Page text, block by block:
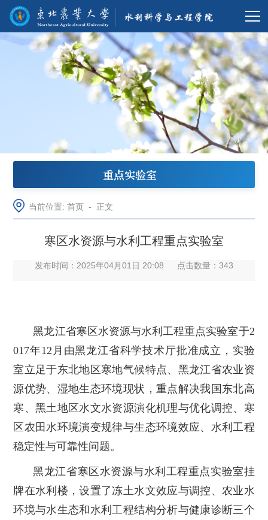
重点实验室
当前位置:首页 - 正文
寒区水资源与水利工程重点实验室
发布时间：2025年04月01日 20:08 点击数量： 343
黑龙江省寒区水资源与水利工程重点实验室于2
017年12月由黑龙江省科学技术厅批准成立，实验
室立足于东北地区寒地气候特点、黑龙江省农业资
源优势、湿地生态环境现状，重点解决我国东北高
寒、黑土地区水文水资源演化机理与优化调控、寒
区农田水环境演变规律与生态环境效应、水利工程
稳定性与可靠性问题。
黑龙江省寒区水资源与水利工程重点实验室挂
牌在水利楼，设置了冻土水文效应与调控、农业水
环境与水生态和水利工程结构分析与健康诊断三个